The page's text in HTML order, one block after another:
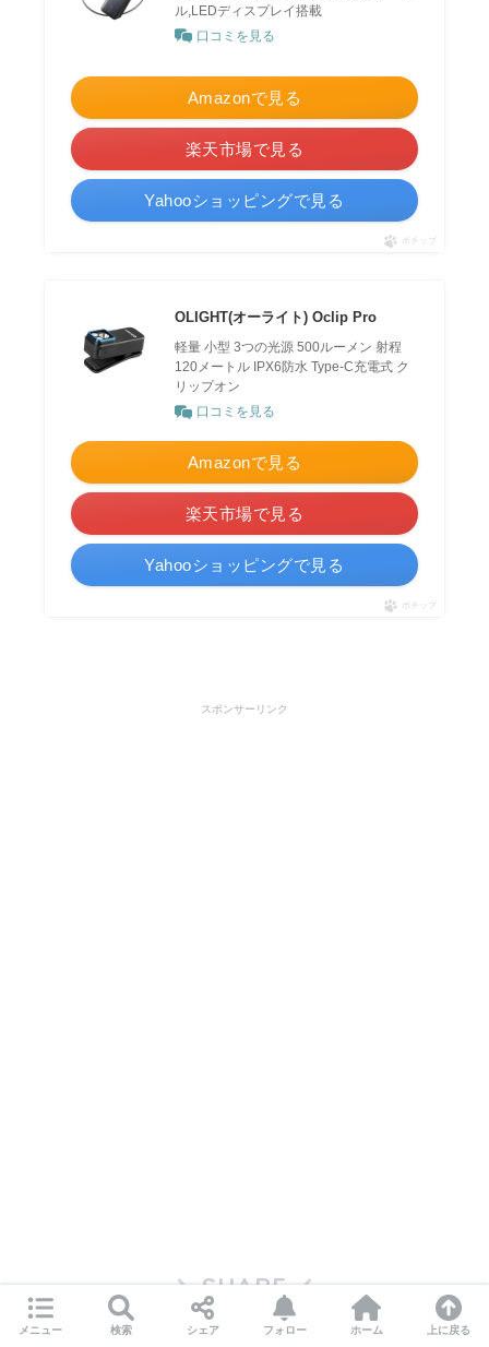
ル,LEDディスプレイ搭載
口コミを見る
Amazonで見る
楽天市場で見る
Yahooショッピングで見る
ポチップ
OLIGHT(オーライト) Oclip Pro
軽量 小型 3つの光源 500ルーメン 射程
120メートル IPX6防水 Type-C充電式 ク
リップオン
口コミを見る
Amazonで見る
楽天市場で見る
Yahooショッピングで見る
ポチップ
スポンサーリンク
SHARE
メニュー 検索 シェア フォロー ホーム 上に戻る